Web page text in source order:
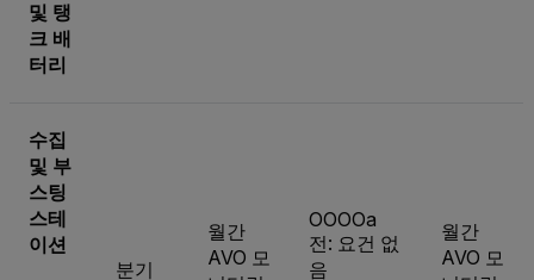
및 탱
크 배
터리
수집
및 부
스팅
스테
이션
분기
월간
AVO 모
OOOOa
전: 요건 없
음
월간
AVO 모